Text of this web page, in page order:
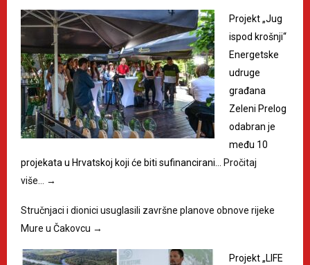
Projekt „Jug
ispod krošnji“
Energetske
udruge
građana
Zeleni Prelog
odabran je
među 10
projekata u Hrvatskoj koji će biti sufinancirani…
Pročitaj
više…
→
Stručnjaci i dionici usuglasili završne planove obnove rijeke
Mure u Čakovcu →
Projekt „LIFE